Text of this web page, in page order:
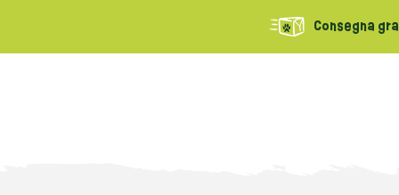
Consegna